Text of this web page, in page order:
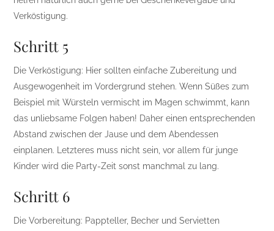
Verköstigung.
Schritt 5
Die Verköstigung: Hier sollten einfache Zubereitung und
Ausgewogenheit im Vordergrund stehen. Wenn Süßes zum
Beispiel mit Würsteln vermischt im Magen schwimmt, kann
das unliebsame Folgen haben! Daher einen entsprechenden
Abstand zwischen der Jause und dem Abendessen
einplanen. Letzteres muss nicht sein, vor allem für junge
Kinder wird die Party-Zeit sonst manchmal zu lang.
Schritt 6
Die Vorbereitung: Pappteller, Becher und Servietten